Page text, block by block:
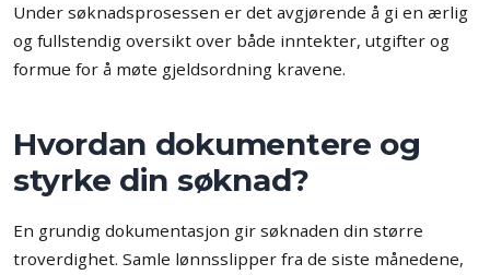
Under søknadsprosessen er det avgjørende å gi en ærlig
og fullstendig oversikt over både inntekter, utgifter og
formue for å møte gjeldsordning kravene.
Hvordan dokumentere og
styrke din søknad?
En grundig dokumentasjon gir søknaden din større
troverdighet. Samle lønnsslipper fra de siste månedene,